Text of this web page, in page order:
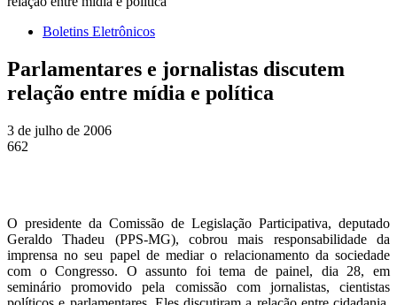
Boletins Eletrônicos
Parlamentares e jornalistas discutem
relação entre mídia e política
3 de julho de 2006
662
O presidente da Comissão de Legislação Participativa, deputado
Geraldo Thadeu (PPS-MG), cobrou mais responsabilidade da
imprensa no seu papel de mediar o relacionamento da sociedade
com o Congresso. O assunto foi tema de painel, dia 28, em
seminário promovido pela comissão com jornalistas, cientistas